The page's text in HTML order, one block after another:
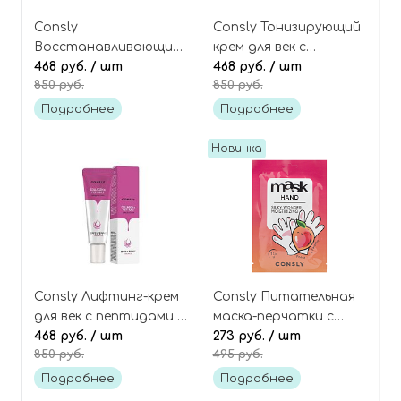
Consly
Восстанавливающий
крем для век с
муцином черной
улитки и
Repairing Eye Cream
468 руб. / шт
850 руб.
Подробнее
Consly Тонизирующий
крем для век с
кофеином и
экстрактом зеленого
чая, Green Tea &
Eye Cream
468 руб. / шт
850 руб.
Подробнее
Consly Лифтинг-крем
для век с пептидами и
коллагеном, Collagen
& Peptides Lifting Eye
Cream
468 руб. / шт
850 руб.
Подробнее
Новинка
Consly Питательная
маска-перчатки с
персиком и
парафином, Silky
Wonder Peach and
273 руб. / шт
495 руб.
Подробнее